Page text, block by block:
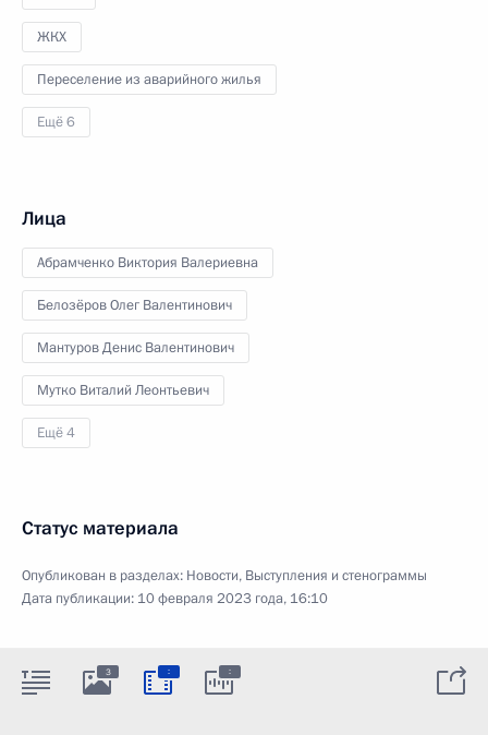
ЖКХ
Переселение из аварийного жилья
Ещё 6
Лица
Абрамченко Виктория Валериевна
Белозёров Олег Валентинович
Мантуров Денис Валентинович
Мутко Виталий Леонтьевич
Ещё 4
Статус материала
Опубликован в разделах: Новости, Выступления и стенограммы
Дата публикации: 10 февраля 2023 года, 16:10
3 : :